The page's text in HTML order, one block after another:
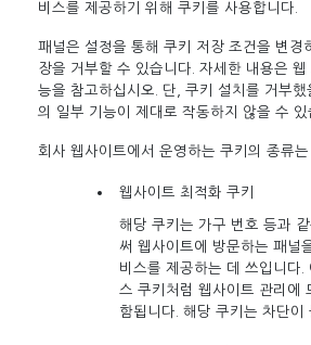
비스를 제공하기 위해 쿠키를 사용합니다.
패널은 설정을 통해 쿠키 저장 조건을 변경
장을 거부할 수 있습니다. 자세한 내용은 웹
능을 참고하십시오. 단, 쿠키 설치를 거부
의 일부 기능이 제대로 작동하지 않을 수 있
회사 웹사이트에서 운영하는 쿠키의 종류는
웹사이트 최적화 쿠키
해당 쿠키는 가구 번호 등과
써 웹사이트에 방문하는 패널
비스를 제공하는 데 쓰입니다.
스 쿠키처럼 웹사이트 관리에
함됩니다. 해당 쿠키는 차단이